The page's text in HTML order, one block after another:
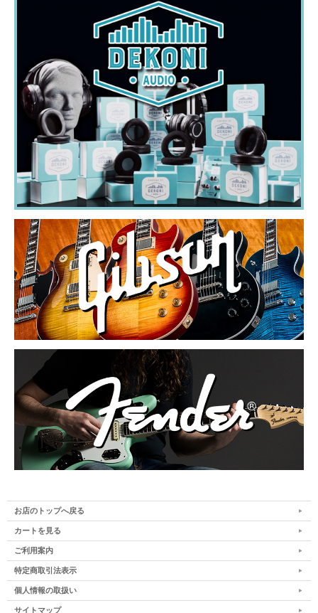
お店のトップへ戻る
カートを見る
ご利用案内
特定商取引法表示
個人情報の取扱い
サイトマップ